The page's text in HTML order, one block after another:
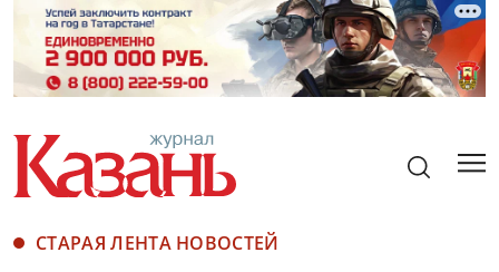
СТАРАЯ ЛЕНТА НОВОСТЕЙ